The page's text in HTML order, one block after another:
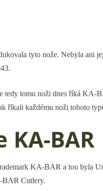
tyto nože. Nebyla ani
tomu noži dnes říká KA-
říkali každému noži tohoto
BAR
KA-BAR a tou byla
BAR Cutlery.